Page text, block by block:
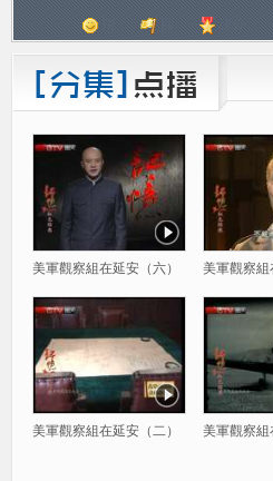
美軍觀察組在延安（六） 美軍觀察組
美軍觀察組在延安（二） 美軍觀察組